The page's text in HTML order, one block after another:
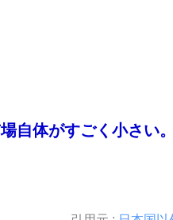
自体がすごく小さい。